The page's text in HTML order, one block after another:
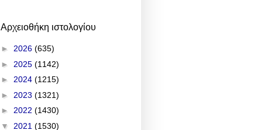
Αρχειοθήκη ιστολογίου
► 2026 (635)
► 2025 (1142)
► 2024 (1215)
► 2023 (1321)
► 2022 (1430)
▼ 2021 (1530)